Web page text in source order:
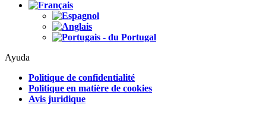
Ayuda
Politique de confidentialité
Politique en matière de cookies
Avis juridique